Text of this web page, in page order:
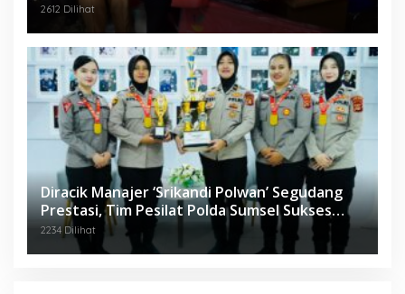
2612 Dilihat
Diracik Manajer ‘Srikandi Polwan’ Segudang
Prestasi, Tim Pesilat Polda Sumsel Sukses
Diajang Kejurnas Menpora Cup II 2024
2234 Dilihat